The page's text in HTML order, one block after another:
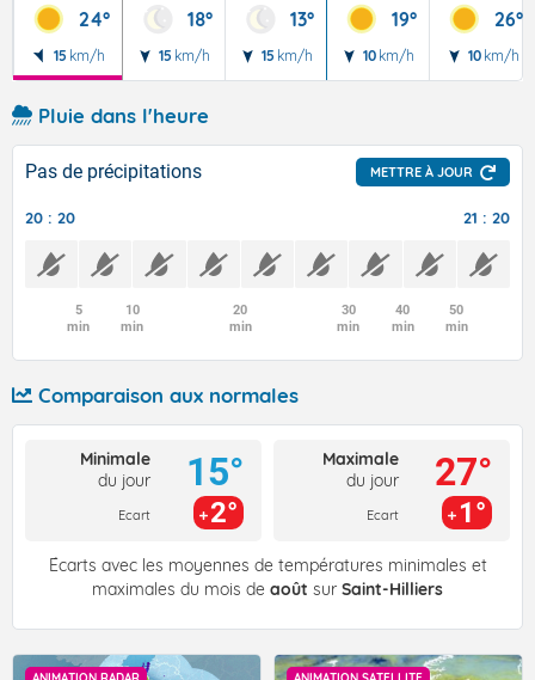
24°
15 km/h
18°
15 km/h
13°
15 km/h
19°
10 km/h
26°
10 km/h
Pluie dans l'heure
Pas de précipitations METTRE À JOUR
20 : 20 21 : 20
5
min
10
min
20
min
30
min
40
min
50
min
Comparaison aux normales
Minimale
du jour
Ecart
15°
2°
Maximale
du jour
Ecart
27°
1°
Écarts avec les moyennes de températures minimales et
maximales du mois de août sur Saint-Hilliers